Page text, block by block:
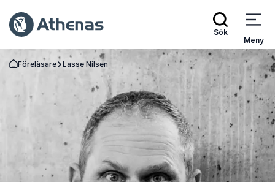
Sök
Meny
Gå tillbaka till startsidan
Föreläsare Lasse Nilsen